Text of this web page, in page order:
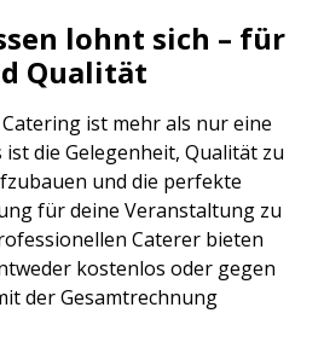
lohnt sich – für
Qualität
ist mehr als nur eine
ist die Gelegenheit, Qualität zu
und die perfekte
für deine Veranstaltung zu
Caterer bieten
kostenlos oder gegen
der Gesamtrechnung